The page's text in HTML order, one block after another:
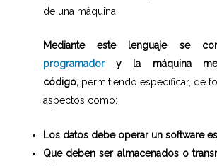
de una máquina.
Mediante este lenguaje se
programadory la máquina
código, permitiendo especificar, de
aspectos como:
Los datos debe operar un software
Que deben ser almacenados o